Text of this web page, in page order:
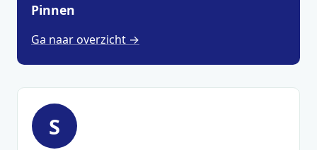
Pinnen
Ga naar overzicht →
S